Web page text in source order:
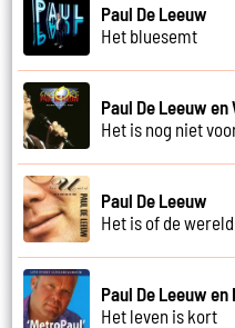
Paul De Leeuw
Het bluesemt
Paul De Leeuw
Het is nog niet
Paul De Leeuw
Het is of de
Paul De Leeuw
Het leven is kort